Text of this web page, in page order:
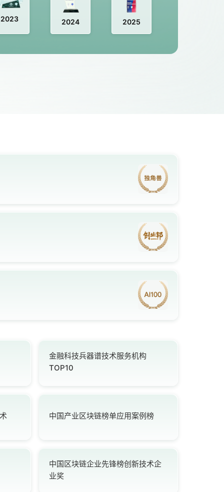
2023 2024 2025
金融科技兵器谱技术服务机构
TOP10
中国产业区块链榜单应用案例榜
中国区块链企业先锋榜创新技术企
业奖